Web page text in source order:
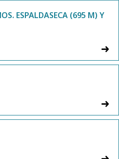
ESPALDASECA (695 M) Y